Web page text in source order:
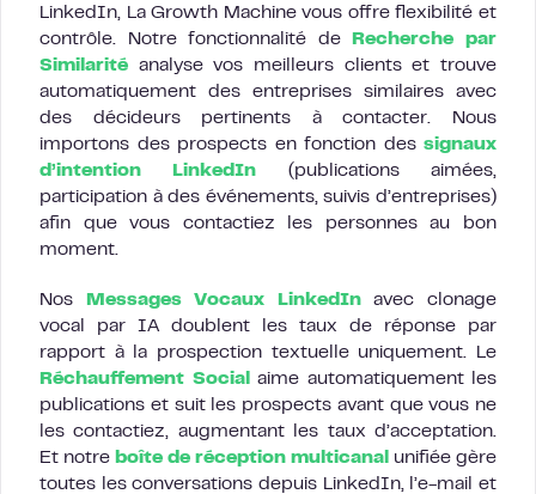
LinkedIn, La Growth Machine vous offre flexibilité et
contrôle. Notre fonctionnalité de
Recherche par
Similarité analyse vos meilleurs clients et trouve
automatiquement des entreprises similaires avec
des décideurs pertinents à contacter. Nous
importons des prospects en fonction des signaux
d’intention LinkedIn (publications aimées,
participation à des événements, suivis d’entreprises)
afin que vous contactiez les personnes au bon
moment.
Nos Messages Vocaux LinkedInavec clonage
vocal par IA doublent les taux de réponse par
rapport à la prospection textuelle uniquement. Le
Réchauffement Social
aime automatiquement les
publications et suit les prospects avant que vous ne
les contactiez, augmentant les taux d’acceptation.
Et notre boîte de réception multicanal
unifiée gère
toutes les conversations depuis LinkedIn, l’e-mail et